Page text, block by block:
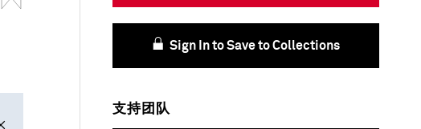
Sign In to Save to Collections
支持团队